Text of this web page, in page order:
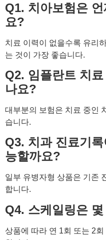
Q1. 치아보험은
요?
치료 이력이 없을수록 유리
는 것이 가장 좋습니다.
Q2. 임플란트 치
나요?
대부분의 보험은 치료 중인
습니다.
Q3. 치과 진료기
능할까요?
일부 유병자형 상품은 기존
합니다.
Q4. 스케일링은
상품에 따라 연 1회 또는 2